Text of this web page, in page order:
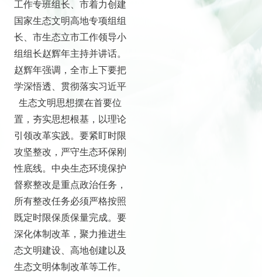
工作专班组长、市着力创建
国家生态文明高地专项组组
长、市生态立市工作领导小
组组长赵辉年主持并讲话。
赵辉年强调，全市上下要把
学深悟透、贯彻落实习近平
生态文明思想摆在首要位
置，夯实思想根基，以理论
引领改革实践。要紧盯时限
攻坚整改，严守生态环保刚
性底线。中央生态环境保护
督察整改是重点政治任务，
所有整改任务必须严格按照
既定时限保质保量完成。要
深化体制改革，聚力推进生
态文明建设、高地创建以及
生态文明体制改革等工作。